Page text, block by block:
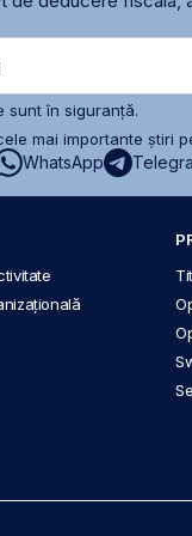
sunt în siguranță.
mai importante știri
WhatsApp